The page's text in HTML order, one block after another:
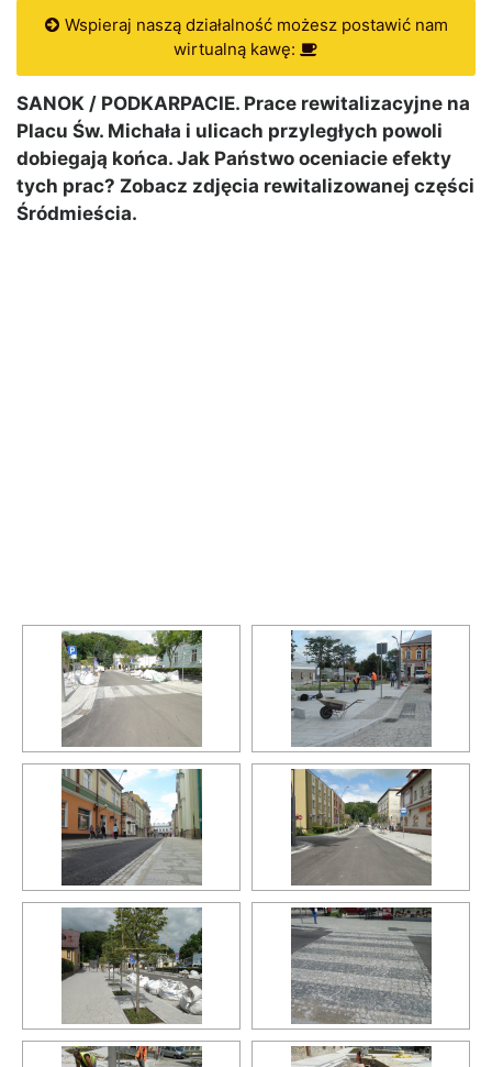
Wspieraj naszą działalność możesz postawić nam
wirtualną kawę:
SANOK / PODKARPACIE. Prace rewitalizacyjne na
Placu Św. Michała i ulicach przyległych powoli
dobiegają końca. Jak Państwo oceniacie efekty
tych prac? Zobacz zdjęcia rewitalizowanej części
Śródmieścia.